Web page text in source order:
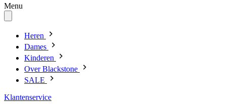
Menu
Heren
Dames
Kinderen
Over Blackstone
SALE
Klantenservice